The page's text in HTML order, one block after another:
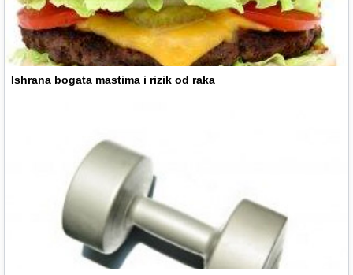
Ishrana bogata mastima i rizik od raka